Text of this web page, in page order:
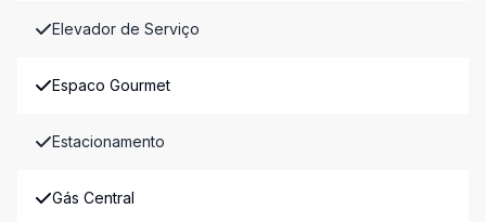
Elevador de Serviço
Espaco Gourmet
Estacionamento
Gás Central